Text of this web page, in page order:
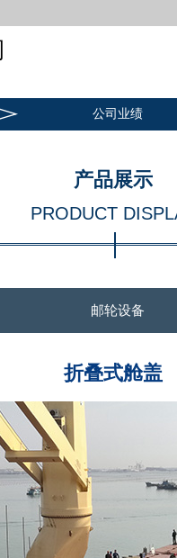
公司业绩
产品展示
PRODUCT
邮轮设备
折叠式舱盖